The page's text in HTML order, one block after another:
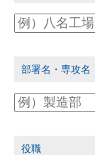
部署名・専攻名
役職